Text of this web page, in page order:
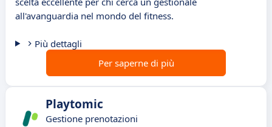
all'avanguardia nel mondo del fitness.
Più dettagli
Per saperne di più
Playtomic
Gestione prenotazioni